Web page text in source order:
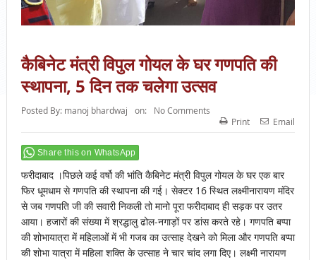
कैबिनेट मंत्री विपुल गोयल के घर गणपति की
स्थापना, 5 दिन तक चलेगा उत्सव
Posted By: manoj bhardwaj on:
No Comments
Print
Email
Share this on WhatsApp
फरीदाबाद ।पिछले कई वर्षो की भांति कैबिनेट मंत्री विपुल गोयल के घर एक बार
फिर धूमधाम से गणपति की स्थापना की गई। सेक्टर 16 स्थित लक्ष्मीनारायण मंदिर
से जब गणपति जी की सवारी निकली तो मानो पूरा फरीदाबाद ही सड़क पर उतर
आया। हजारों की संख्या में श्रद्धालु ढोल-नगाड़ों पर डांस करते रहे। गणपति बप्पा
की शोभायात्रा में महिलाओं में भी गजब का उत्साह देखने को मिला और गणपति बप्पा
की शोभा यात्रा में महिला शक्ति के उत्साह ने चार चांद लगा दिए। लक्ष्मी नारायण